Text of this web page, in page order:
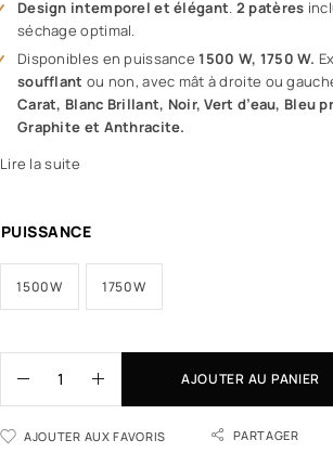
Design intemporel et élégant. 2 patères
séchage optimal.
Disponibles en puissance1500 W, 1750 W.
soufflant ou non, avec mât à droite ou
Carat, Blanc Brillant, Noir, Vert d’eau, Bleu
Graphite et Anthracite.
Lire la suite
PUISSANCE
1500W 1750W
AJOUTER AU PANIER
AJOUTER AUX FAVORIS PARTAGER